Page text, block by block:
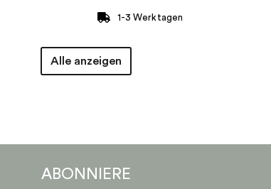
1-3 Werktagen
Alle anzeigen
ABONNIERE